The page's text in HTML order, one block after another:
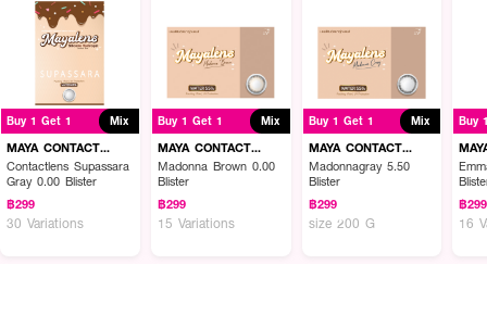
● ปริมาณ - 1 กล่องบรรจุ 2 ชิ้น
How To Use:
● ล้างมือให้สะอาดและเช็ดให้แห้ง
● คีบคอนแทคเลนส์ วางบนนิ้ว
● ตรวจสอบความถูกต้อง และใส่คอนแทคเลนส์ที่ลูกตา
Buy 1 Get 1 Mix
MAYA CONTACT
LENS
Contactlens Supassara
Gray 0.00 Blister
฿299
30 Variations
Buy 1 Get 1 Mix
MAYA CONTACT
LENS
Madonna Brown 0.00
Blister
฿299
15 Variations
Buy 1 Get 1 Mix
MAYA CONTACT
LENS
Madonnagray 5.50
Blister
฿299
size 200 G
Buy
฿299
16